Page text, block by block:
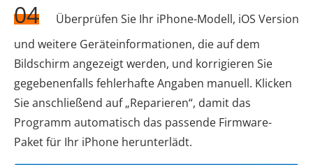
04
Überprüfen Sie Ihr iPhone-Modell, iOS Version
und weitere Geräteinformationen, die auf dem
Bildschirm angezeigt werden, und korrigieren Sie
gegebenenfalls fehlerhafte Angaben manuell. Klicken
Sie anschließend auf „Reparieren“, damit das
Programm automatisch das passende Firmware-
Paket für Ihr iPhone herunterlädt.